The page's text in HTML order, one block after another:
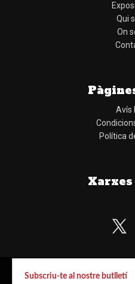
Qui
On
Avís
Política
Aquest lloc web emmagatzema dades
Subscriu-te al nostre butlletí